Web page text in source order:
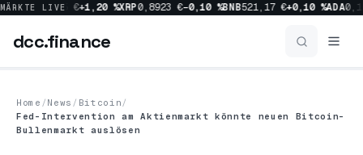
MÄRKTE LIVE
%SOL66,35 € +1,20 % XRP0,8923 € −0,10 % BNB521,17 € +0,10 % ADA
dcc.finance
Home / News / Bitcoin/
Fed-Intervention am Aktienmarkt könnte neuen Bitcoin-
Bullenmarkt auslösen
dcc.finance
Coins Übersicht